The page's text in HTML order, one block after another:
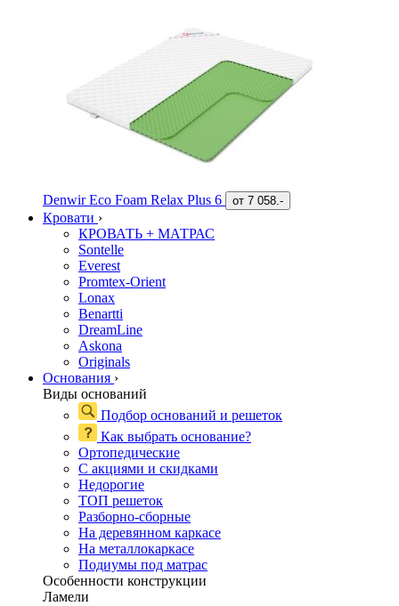
Denwir Eco Foam Relax Plus 6 от 7 058.-
Кровати ›
КРОВАТЬ + МАТРАС
Sontelle
Everest
Promtex-Orient
Lonax
Benartti
DreamLine
Askona
Originals
Основания ›
Виды оснований
Подбор оснований и решеток
Как выбрать основание?
Ортопедические
С акциями и скидками
Недорогие
ТОП решеток
Разборно-сборные
На деревянном каркасе
На металлокаркасе
Подиумы под матрас
Особенности конструкции
Ламели